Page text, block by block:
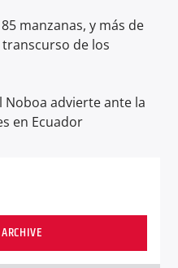
manzanas, y más de
transcurso de los
advierte ante la
en Ecuador